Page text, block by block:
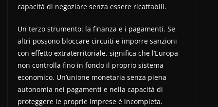
capacità di negoziare senza essere ricattabili.
Un terzo strumento: la finanza e i pagamenti. Se
altri possono bloccare circuiti e imporre sanzioni
con effetto extraterritoriale, significa che l’Europa
non controlla fino in fondo il proprio sistema
economico. Un’unione monetaria senza piena
autonomia nei pagamenti e nella capacità di
proteggere le proprie imprese è incompleta.